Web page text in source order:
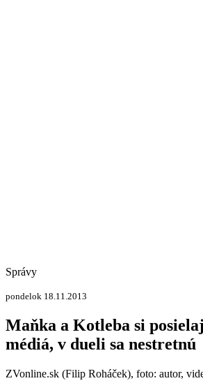
Správy
pondelok 18.11.2013
Maňka a Kotleba si
médiá, v dueli sa nestretnú
ZVonline.sk (Filip Roháček), foto: autor,